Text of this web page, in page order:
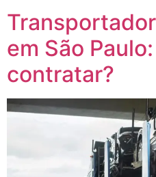
em São
contratar?